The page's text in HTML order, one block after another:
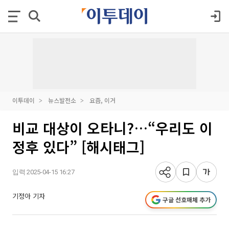
이투데이 뉴스발전소 요즘, 이거
비교 대상이 오타니?…“우리도 이
정후 있다” [해시태그]
입력 2025-04-15 16:27
기정아 기자 구글 선호매체 추가